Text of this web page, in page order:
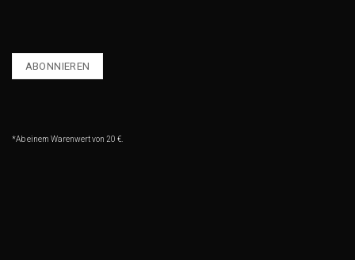
*Ab einem Warenwert von 20 €.